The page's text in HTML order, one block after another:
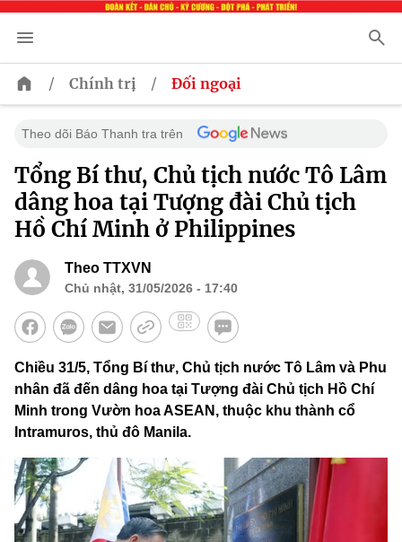
/ Chính trị / Đối ngoại
Theo dõi Báo Thanh tra trên
Tổng Bí thư, Chủ tịch nước Tô Lâm
dâng hoa tại Tượng đài Chủ tịch
Hồ Chí Minh ở Philippines
Theo TTXVN
Chủ nhật, 31/05/2026 - 17:40
Chiều 31/5, Tổng Bí thư, Chủ tịch nước Tô Lâm và Phu
nhân đã đến dâng hoa tại Tượng đài Chủ tịch Hồ Chí
Minh trong Vườn hoa ASEAN, thuộc khu thành cổ
Intramuros, thủ đô Manila.